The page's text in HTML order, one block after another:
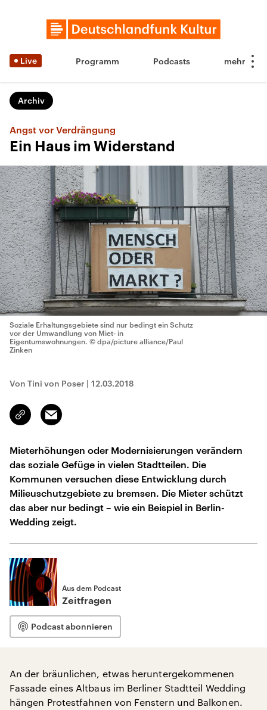
Live Programm Podcasts
Archiv
Angst vor Verdrängung
Ein Haus im Widerstand
Soziale Erhaltungsgebiete sind nur bedingt ein Schutz
vor der Umwandlung von Miet- in
Eigentumswohnungen. © dpa/picture alliance/Paul
Zinken
Von Tini von Poser | 12.03.2018
Link
kopieren/teilen
Email
Mieterhöhungen oder Modernisierungen verändern
das soziale Gefüge in vielen Stadtteilen. Die
Kommunen versuchen diese Entwicklung durch
Milieuschutzgebiete zu bremsen. Die Mieter schützt
das aber nur bedingt – wie ein Beispiel in Berlin-
Wedding zeigt.
Aus dem Podcast
Zeitfragen
Podcast abonnieren
An der bräunlichen, etwas heruntergekommenen
Fassade eines Altbaus im Berliner Stadtteil Wedding
hängen Protestfahnen von Fenstern und Balkonen.